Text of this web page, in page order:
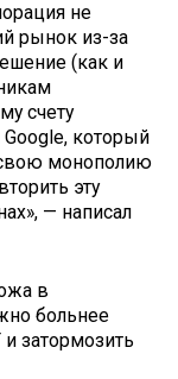
не
рынок из-за
(как и
счету
который
свою монополию
эту
— написал
в
больнее
затормозить